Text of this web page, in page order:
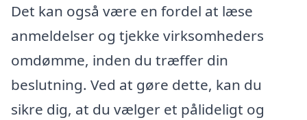
Det kan også være en fordel at læse
anmeldelser og tjekke virksomheders
omdømme, inden du træffer din
beslutning. Ved at gøre dette, kan du
sikre dig, at du vælger et pålideligt og